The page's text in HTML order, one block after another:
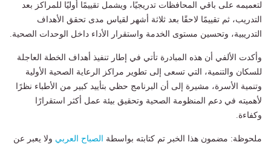
لتعميمه على باقي المحافظات تدريجيًا، ويشمل تقييمًا أوليًا للمراكز بعد
التدريب، ثم تقييمًا لاحقًا بعد ثلاثة أشهر لقياس مدى تحقق الأهداف
التدريبية، وتحسين مستوى الخدمة واستقرار الأداء داخل الوحدات الصحية.
وأكدت الألفي أن هذه المبادرة تأتي في إطار تنفيذ أهداف الخطة العاجلة
للسكان والتنمية، التي تسعى إلى تطوير مراكز الرعاية الصحية الأولية
وتنمية الأسرة، مشيرة إلى أن البرنامج حظي بتأييد كبير من الأطباء نظرًا
لأهميته في دعم المنظومة الصحية وتحقيق بيئة عمل أكثر استقرارًا
وكفاءة.
ملحوظة: مضمون هذا الخبر تم كتابته بواسطة الصباح العربي ولا يعبر عن